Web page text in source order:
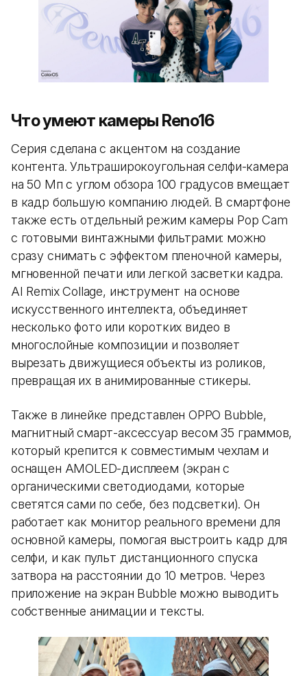
Что умеют камеры Reno16
Серия сделана с акцентом на создание
контента. Ультраширокоугольная селфи-камера
на 50 Мп с углом обзора 100 градусов вмещает
в кадр большую компанию людей. В смартфоне
также есть отдельный режим камеры Pop Cam
с готовыми винтажными фильтрами: можно
сразу снимать с эффектом пленочной камеры,
мгновенной печати или легкой засветки кадра.
AI Remix Collage, инструмент на основе
искусственного интеллекта, объединяет
несколько фото или коротких видео в
многослойные композиции и позволяет
вырезать движущиеся объекты из роликов,
превращая их в анимированные стикеры.
Также в линейке представлен OPPO Bubble,
магнитный смарт-аксессуар весом 35 граммов,
который крепится к совместимым чехлам и
оснащен AMOLED-дисплеем (экран с
органическими светодиодами, которые
светятся сами по себе, без подсветки). Он
работает как монитор реального времени для
основной камеры, помогая выстроить кадр для
селфи, и как пульт дистанционного спуска
затвора на расстоянии до 10 метров. Через
приложение на экран Bubble можно выводить
собственные анимации и тексты.